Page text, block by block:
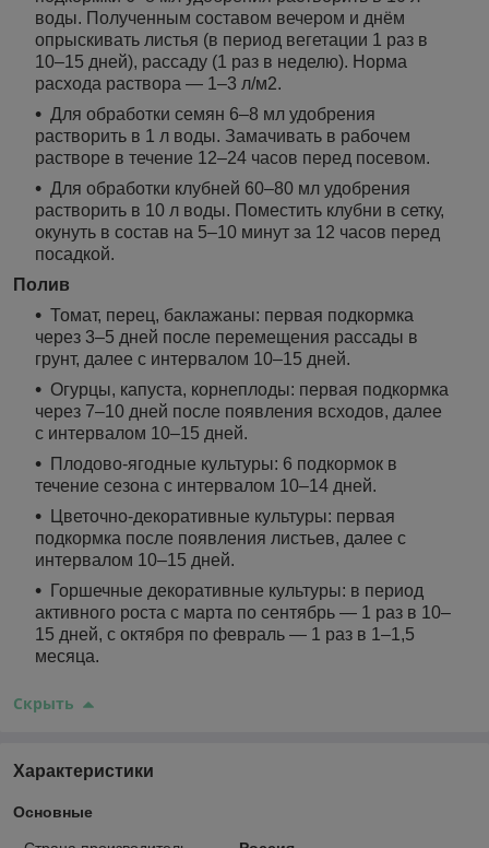
воды. Полученным составом вечером и днём
опрыскивать листья (в период вегетации 1 раз в
10–15 дней), рассаду (1 раз в неделю). Норма
расхода раствора — 1–3 л/м2.
Для обработки семян 6–8 мл удобрения
растворить в 1 л воды. Замачивать в рабочем
растворе в течение 12–24 часов перед посевом.
Для обработки клубней 60–80 мл удобрения
растворить в 10 л воды. Поместить клубни в сетку,
окунуть в состав на 5–10 минут за 12 часов перед
посадкой.
Полив
Томат, перец, баклажаны: первая подкормка
через 3–5 дней после перемещения рассады в
грунт, далее с интервалом 10–15 дней.
Огурцы, капуста, корнеплоды: первая подкормка
через 7–10 дней после появления всходов, далее
с интервалом 10–15 дней.
Плодово-ягодные культуры: 6 подкормок в
течение сезона с интервалом 10–14 дней.
Цветочно-декоративные культуры: первая
подкормка после появления листьев, далее с
интервалом 10–15 дней.
Горшечные декоративные культуры: в период
активного роста с марта по сентябрь — 1 раз в 10–
15 дней, с октября по февраль — 1 раз в 1–1,5
месяца.
Скрыть
Характеристики
Основные